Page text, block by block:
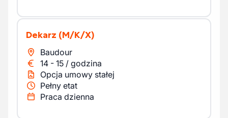
Dekarz (M/K/X)
Baudour
14 - 15 / godzina
Opcja umowy stałej
Pełny etat
Praca dzienna